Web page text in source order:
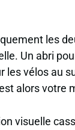
les
Un abri
les vélos au
alors votre
visuelle